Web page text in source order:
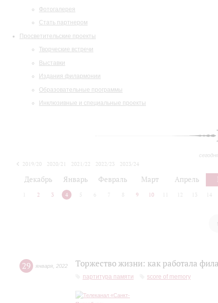
Фотогалерея
Стать партнером
Просветительские проекты
Творческие встречи
Выставки
Издания филармонии
Образовательные программы
Инклюзивные и специальные проекты
2019/20 2020/21 2021/22 2022/23
2023/24
Декабрь Январь Февраль Март Апрель
2 3 4 5 6 7 8 9 10 12 13 14
29 января 2022 Торжество жизни: как работала
партитура памяти score of memory